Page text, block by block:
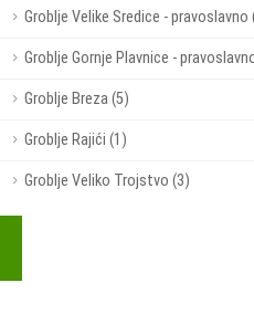
Groblje Velike Sredice - pravoslavno
Groblje Gornje Plavnice -
Groblje Breza (5)
Groblje Rajići (1)
Groblje Veliko Trojstvo (3)